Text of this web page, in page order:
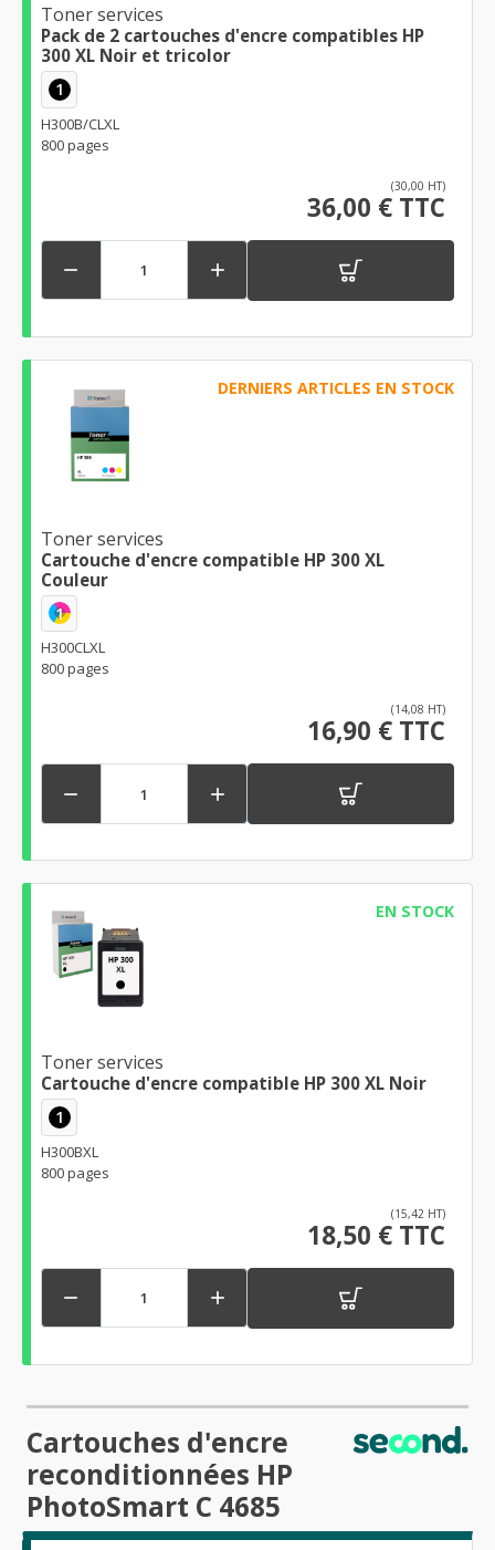
Toner services
Pack de 2 cartouches d'encre compatibles HP
300 XL Noir et tricolor
1
H300B/CLXL
800 pages
(30,00 HT)
36,00 € TTC
 
DERNIERS ARTICLES EN STOCK
Toner services
Cartouche d'encre compatible HP 300 XL
Couleur
1
H300CLXL
800 pages
(14,08 HT)
16,90 € TTC
 
EN STOCK
Toner services
Cartouche d'encre compatible HP 300 XL Noir
1
H300BXL
800 pages
(15,42 HT)
18,50 € TTC
 
Cartouches d'encre
reconditionnées HP
PhotoSmart C 4685